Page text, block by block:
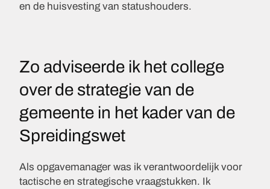
en de huisvesting van statushouders.
Zo adviseerde ik het college
over de strategie van de
gemeente in het kader van de
Spreidingswet
Als opgavemanager was ik verantwoordelijk voor
tactische en strategische vraagstukken. Ik